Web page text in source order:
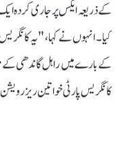
کے ذریعہ ایکس پر جاری کردہ
کیا۔ انہوں نے کہا، "یہ
کے بارے میں راہل گاندھی کے
کانگریس پارٹی خواتین